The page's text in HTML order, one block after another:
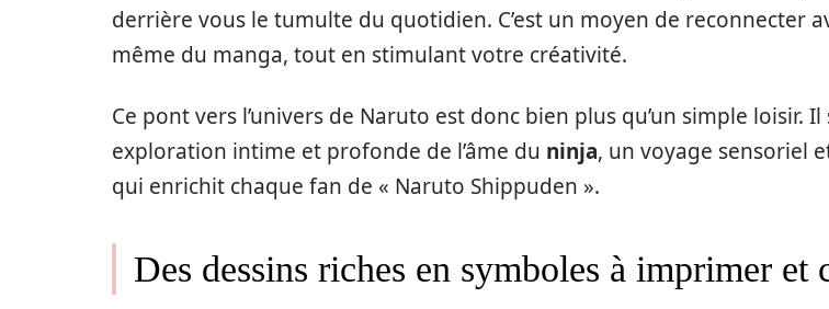
derrière vous le tumulte du quotidien. C’est un moyen de reconnecter
même du manga, tout en stimulant votre créativité.
Ce pont vers l’univers de Naruto est donc bien plus qu’un simple loisir. Il
exploration intime et profonde de l’âme du ninja, un voyage sensoriel
qui enrichit chaque fan de « Naruto Shippuden ».
Des dessins riches en symboles à imprimer et